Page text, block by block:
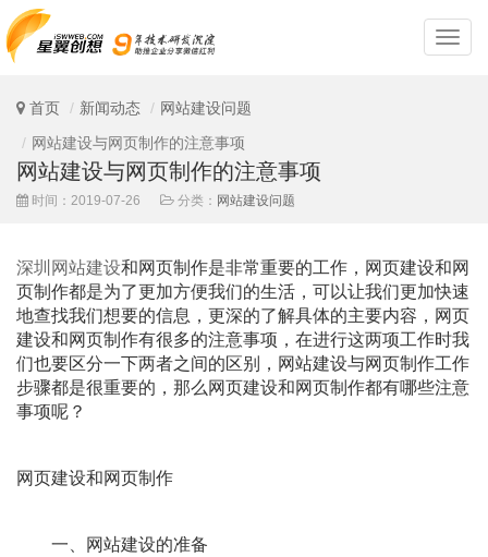
深
圳
首页 新闻动态
网站建设问题
网站建设与网页制作的注意事项
网站建设与网页制作的注意事项
时间：2019-07-26 分类： 网站建设问题
深圳网站建设和网页制作是非常重要的工作，网页建设和网
页制作都是为了更加方便我们的生活，可以让我们更加快速
地查找我们想要的信息，更深的了解具体的主要内容，网页
建设和网页制作有很多的注意事项，在进行这两项工作时我
们也要区分一下两者之间的区别，网站建设与网页制作工作
步骤都是很重要的，那么网页建设和网页制作都有哪些注意
事项呢？
网页建设和网页制作
一、网站建设的准备